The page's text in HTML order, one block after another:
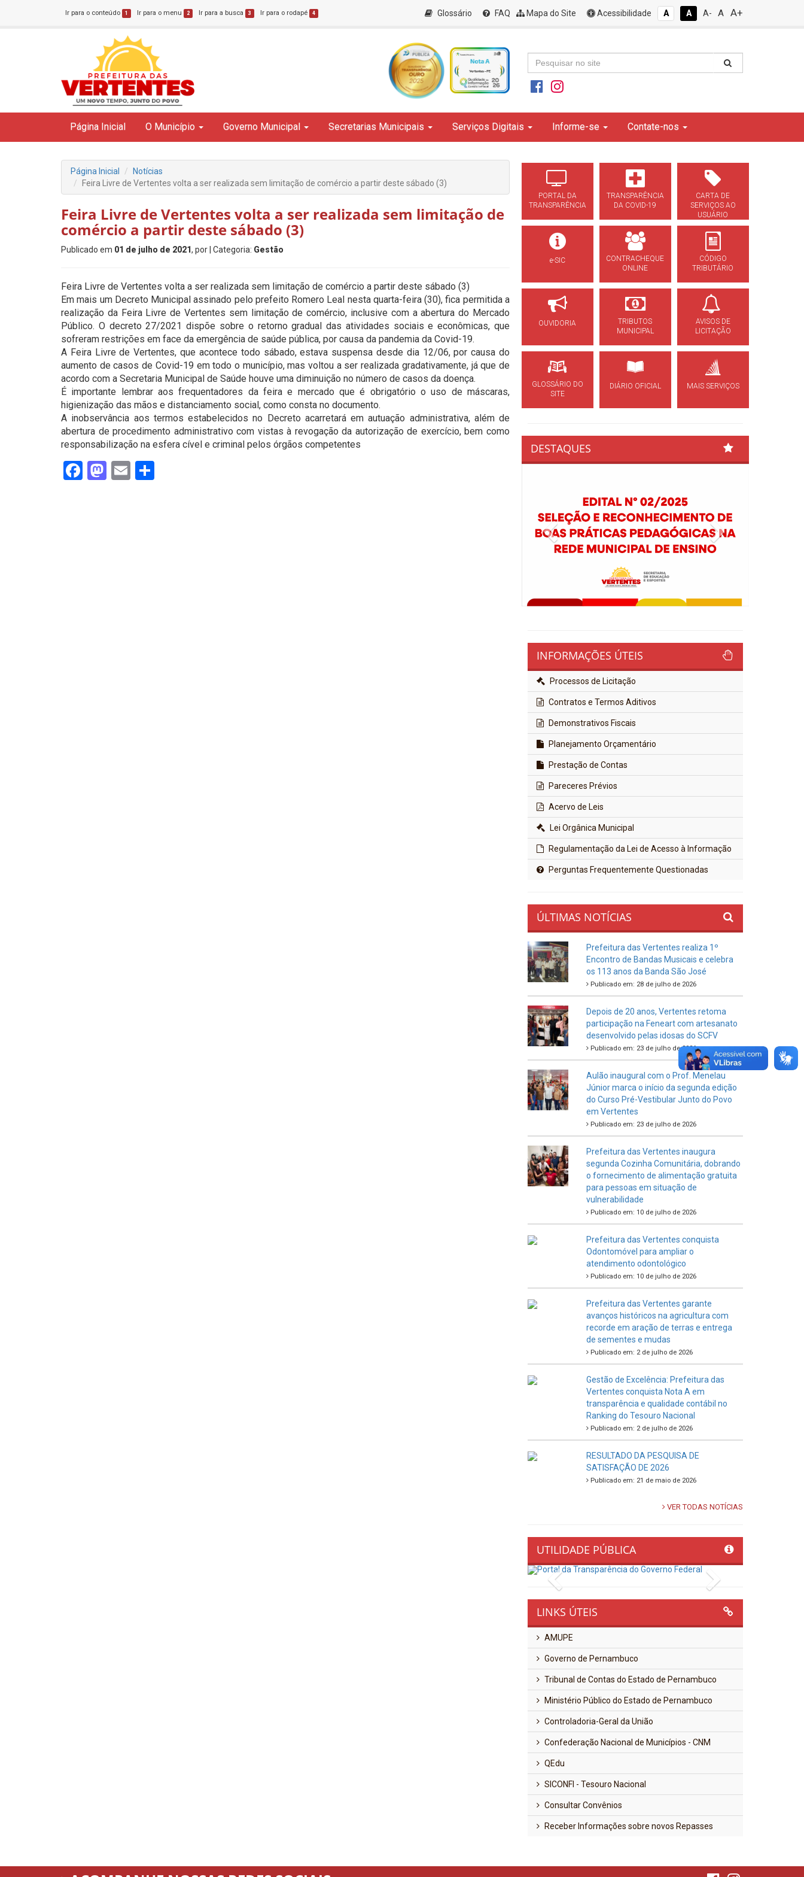
Ir para o conteúdo 1 Ir para o menu 2 Ir para a busca 3 Ir para o rodapé 4 Glossário FAQ Mapa do Site Acessibilidade A A A- A A+
Página Inicial O Município Governo Municipal Secretarias Municipais Serviços Digitais Informe-se Contate-nos
Página Inicial
Notícias
Feira Livre de Vertentes volta a ser realizada sem limitação de comércio a partir deste sábado (3)
Feira Livre de Vertentes volta a ser realizada sem limitação de
comércio a partir deste sábado (3)
Publicado em 01 de julho de 2021, por | Categoria: Gestão
Feira Livre de Vertentes volta a ser realizada sem limitação de comércio a partir deste sábado (3)
Em mais um Decreto Municipal assinado pelo prefeito Romero Leal nesta quarta-feira (30), fica permitida a
realização da Feira Livre de Vertentes sem limitação de comércio, inclusive com a abertura do Mercado
Público. O decreto 27/2021 dispõe sobre o retorno gradual das atividades sociais e econômicas, que
sofreram restrições em face da emergência de saúde pública, por causa da pandemia da Covid-19.
A Feira Livre de Vertentes, que acontece todo sábado, estava suspensa desde dia 12/06, por causa do
aumento de casos de Covid-19 em todo o município, mas voltou a ser realizada gradativamente, já que de
acordo com a Secretaria Municipal de Saúde houve uma diminuição no número de casos da doença.
É importante lembrar aos frequentadores da feira e mercado que é obrigatório o uso de máscaras,
higienização das mãos e distanciamento social, como consta no documento.
A inobservância aos termos estabelecidos no Decreto acarretará em autuação administrativa, além de
abertura de procedimento administrativo com vistas à revogação da autorização de exercício, bem como
responsabilização na esfera cível e criminal pelos órgãos competentes
Facebook
Mastodon
Email
PORTAL DA
TRANSPARÊNCIA
TRANSPARÊNCIA
DA COVID-19
CARTA DE
SERVIÇOS AO
USUÁRIO
e-SIC
CONTRACHEQUE
ONLINE
CÓDIGO
TRIBUTÁRIO
OUVIDORIA
TRIBUTOS
MUNICIPAL
AVISOS DE
LICITAÇÃO
GLOSSÁRIO DO
SITE
DIÁRIO OFICIAL MAIS SERVIÇOS
DESTAQUES
Previous Next
INFORMAÇÕES ÚTEIS
Processos de Licitação
Contratos e Termos Aditivos
Demonstrativos Fiscais
Planejamento Orçamentário
Prestação de Contas
Pareceres Prévios
Acervo de Leis
Lei Orgânica Municipal
Regulamentação da Lei de Acesso à Informação
Perguntas Frequentemente Questionadas
ÚLTIMAS NOTÍCIAS
Prefeitura das Vertentes realiza 1º
Encontro de Bandas Musicais e celebra
os 113 anos da Banda São José
Publicado em: 28 de julho de 2026
Depois de 20 anos, Vertentes retoma
participação na Feneart com artesanato
desenvolvido pelas idosas do SCFV
Publicado em: 23 de julho de 2026
Aulão inaugural com o Prof. Menelau
Júnior marca o início da segunda edição
do Curso Pré-Vestibular Junto do Povo
em Vertentes
Publicado em: 23 de julho de 2026
Prefeitura das Vertentes inaugura
segunda Cozinha Comunitária, dobrando
o fornecimento de alimentação gratuita
para pessoas em situação de
vulnerabilidade
Publicado em: 10 de julho de 2026
Prefeitura das Vertentes conquista
Odontomóvel para ampliar o
atendimento odontológico
Publicado em: 10 de julho de 2026
Prefeitura das Vertentes garante
avanços históricos na agricultura com
recorde em aração de terras e entrega
de sementes e mudas
Publicado em: 2 de julho de 2026
Gestão de Excelência: Prefeitura das
Vertentes conquista Nota A em
transparência e qualidade contábil no
Ranking do Tesouro Nacional
Publicado em: 2 de julho de 2026
RESULTADO DA PESQUISA DE
SATISFAÇÃO DE 2026
Publicado em: 21 de maio de 2026
VER TODAS NOTÍCIAS
UTILIDADE PÚBLICA
Previous
LINKS ÚTEIS
AMUPE
Governo de Pernambuco
Tribunal de Contas do Estado de Pernambuco
Ministério Público do Estado de Pernambuco
Controladoria-Geral da União
Confederação Nacional de Municípios - CNM
QEdu
SICONFI - Tesouro Nacional
Consultar Convênios
Receber Informações sobre novos Repasses